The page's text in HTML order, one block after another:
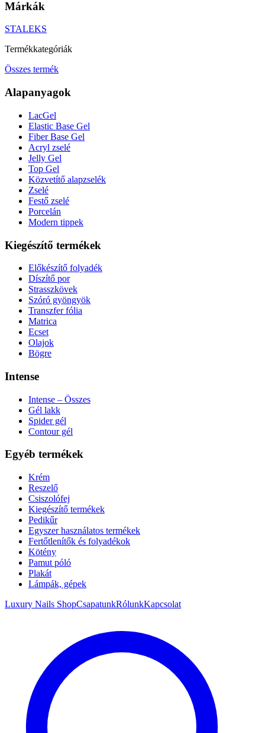
Márkák
STALEKS
Termékkategóriák
Összes termék
Alapanyagok
LacGel
Elastic Base Gel
Fiber Base Gel
Acryl zselé
Jelly Gel
Top Gel
Közvetítő alapzselék
Zselé
Festő zselé
Porcelán
Modern tippek
Kiegészítő termékek
Előkészítő folyadék
Díszítő por
Strasszkövek
Szóró gyöngyök
Transzfer fólia
Matrica
Ecset
Olajok
Bögre
Intense
Intense – Összes
Gél lakk
Spider gél
Contour gél
Egyéb termékek
Krém
Reszelő
Csiszolófej
Kiegészítő termékek
Pedikűr
Egyszer használatos termékek
Fertőtlenítők és folyadékok
Kötény
Pamut póló
Plakát
Lámpák, gépek
Luxury Nails ShopCsapatunkRólunkKapcsolat